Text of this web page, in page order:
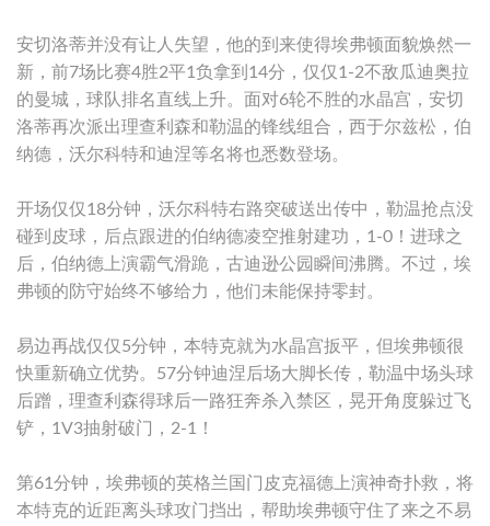
安切洛蒂并没有让人失望，他的到来使得埃弗顿面貌焕然一
新，前7场比赛4胜2平1负拿到14分，仅仅1-2不敌瓜迪奥拉
的曼城，球队排名直线上升。面对6轮不胜的水晶宫，安切
洛蒂再次派出理查利森和勒温的锋线组合，西于尔兹松，伯
纳德，沃尔科特和迪涅等名将也悉数登场。
开场仅仅18分钟，沃尔科特右路突破送出传中，勒温抢点没
碰到皮球，后点跟进的伯纳德凌空推射建功，1-0！进球之
后，伯纳德上演霸气滑跪，古迪逊公园瞬间沸腾。不过，埃
弗顿的防守始终不够给力，他们未能保持零封。
易边再战仅仅5分钟，本特克就为水晶宫扳平，但埃弗顿很
快重新确立优势。57分钟迪涅后场大脚长传，勒温中场头球
后蹭，理查利森得球后一路狂奔杀入禁区，晃开角度躲过飞
铲，1V3抽射破门，2-1！
第61分钟，埃弗顿的英格兰国门皮克福德上演神奇扑救，将
本特克的近距离头球攻门挡出，帮助埃弗顿守住了来之不易